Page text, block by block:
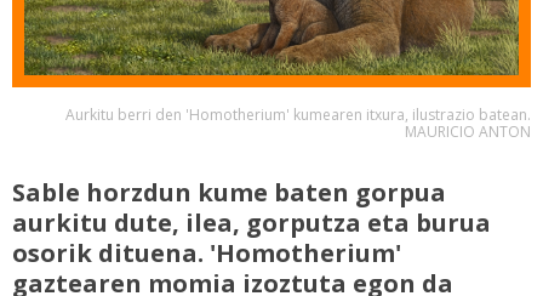
Aurkitu berri den 'Homotherium' kumearen itxura, ilustrazio batean.
MAURICIO ANTON
Sable horzdun kume baten gorpua
aurkitu dute, ilea, gorputza eta burua
osorik dituena. 'Homotherium'
gaztearen momia izoztuta egon da